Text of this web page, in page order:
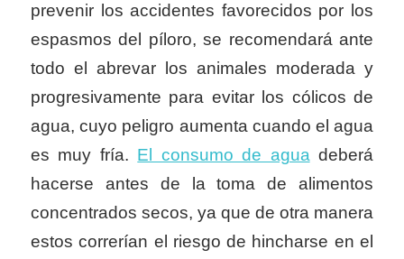
prevenir los accidentes favorecidos por los
espasmos del píloro, se recomendará ante
todo el abrevar los animales moderada y
progresivamente para evitar los cólicos de
agua, cuyo peligro aumenta cuando el agua
es muy fría. El consumo de agua deberá
hacerse antes de la toma de alimentos
concentrados secos, ya que de otra manera
estos correrían el riesgo de hincharse en el